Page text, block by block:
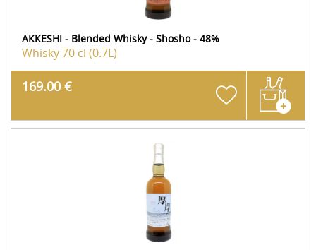
AKKESHI - Blended Whisky - Shosho - 48%
Whisky70 cl (0.7L)
169.00 €